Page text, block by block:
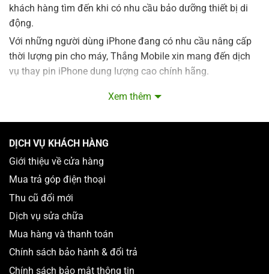
khách hàng tìm đến khi có nhu cầu bảo dưỡng thiết bị di
động.
Với những người dùng iPhone đang có nhu cầu nâng cấp
thời lượng pin cho máy, Thắng Mobile xin mang đến dịch
vụ thay pin iPhone dung lượng cao chính hãng.
Chỉ cần mang iPhone của bạn đến Thắng Mobile và chúng
gian sớm nhất.
Thay Pin Điện Thoại Đà Lạt
Xem thêm
DỊCH VỤ KHÁCH HÀNG
Giới thiệu về cửa hàng
Mua trả góp điện thoại
Thu cũ đổi mới
Dịch vụ sửa chữa
Mua hàng và thanh toán
Chính sách bảo hành & đổi trả
Chính sách bảo mật thông tin